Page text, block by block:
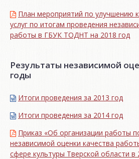
План мероприятий по улучшению
услуг по итогам проведения
работы в ГБУК ТОДНТ на 2018 год
Результаты независимой
годы
Итоги проведения за 2013 год
Итоги проведения за 2014 год
Приказ «Об организации работы
независимой оценки качества
сфере культуры Тверской области в